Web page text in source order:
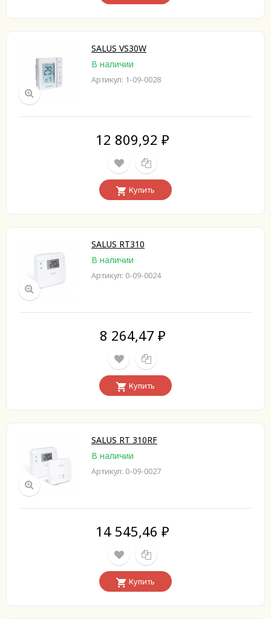
SALUS VS30W
В наличии
Артикул: 1-09-0028
12 809,92 ₽
Купить
SALUS RT310
В наличии
Артикул: 0-09-0024
8 264,47 ₽
Купить
SALUS RT 310RF
В наличии
Артикул: 0-09-0027
14 545,46 ₽
Купить